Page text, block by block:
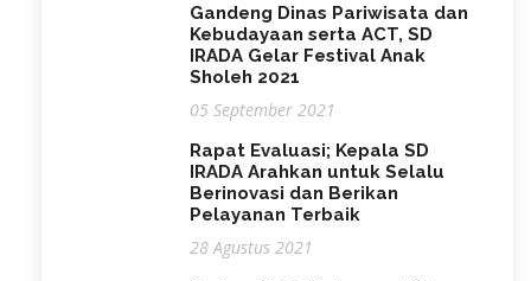
Gandeng Dinas Pariwisata dan
Kebudayaan serta ACT, SD
IRADA Gelar Festival Anak
Sholeh 2021
05 September 2021
Rapat Evaluasi; Kepala SD
IRADA Arahkan untuk Selalu
Berinovasi dan Berikan
Pelayanan Terbaik
28 Agustus 2021